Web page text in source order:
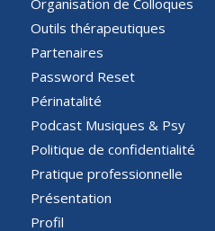
Organisation de Colloques
Outils thérapeutiques
Partenaires
Password Reset
Périnatalité
Podcast Musiques & Psy
Politique de confidentialité
Pratique professionnelle
Présentation
Profil